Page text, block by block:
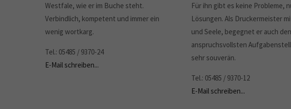
Westfale, wie er im Buche steht.
Verbindlich, kompetent und immer ein
wenig wortkarg.
Tel.: 05485 / 9370-24
E-Mail schreiben...
Für ihn gibt es keine Probleme,
Lösungen. Als Druckermeister
und Seele, begegnet er auch den
anspruchsvollsten
sehr souverän.
Tel.: 05485 / 9370-12
E-Mail schreiben...